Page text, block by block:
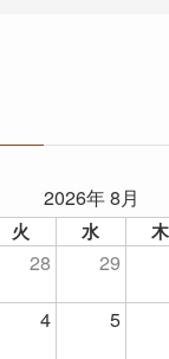
2026年 8月
火 水 木
28 29
4 5